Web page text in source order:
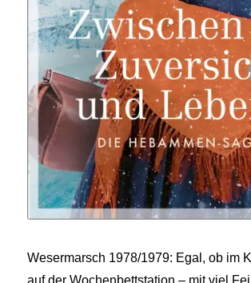
Wesermarsch 1978/1979: Egal, ob im
auf der Wochenbettstation – mit viel